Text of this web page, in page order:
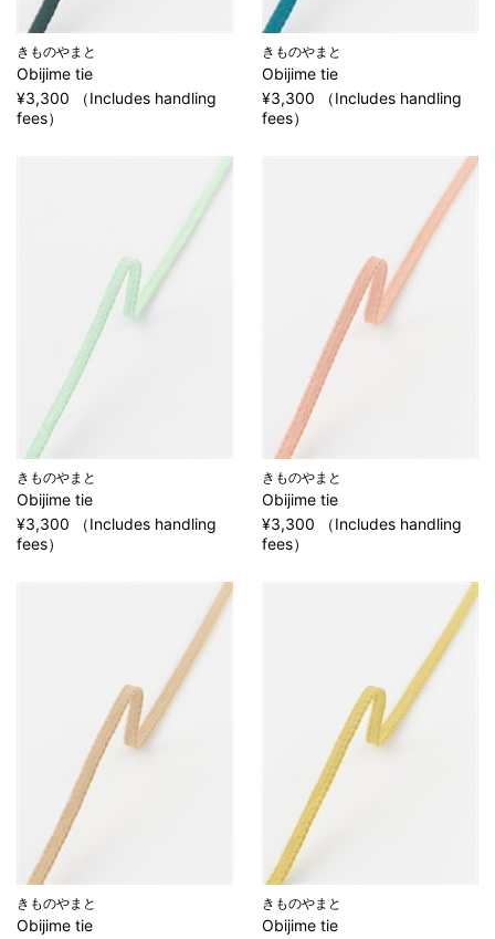
きものやまと
Obijime tie
¥3,300 （Includes handling
fees）
きものやまと
Obijime tie
¥3,300 （Includes handling
fees）
きものやまと
Obijime tie
¥3,300 （Includes handling
fees）
きものやまと
Obijime tie
¥3,300 （Includes handling
fees）
きものやまと
Obijime tie
きものやまと
Obijime tie